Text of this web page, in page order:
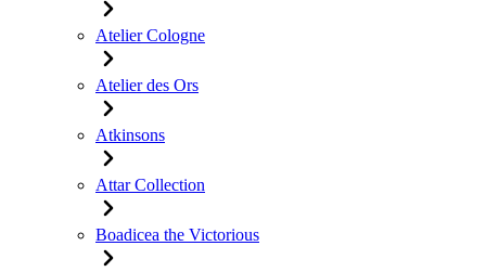
Atelier Cologne
Atelier des Ors
Atkinsons
Attar Collection
Boadicea the Victorious